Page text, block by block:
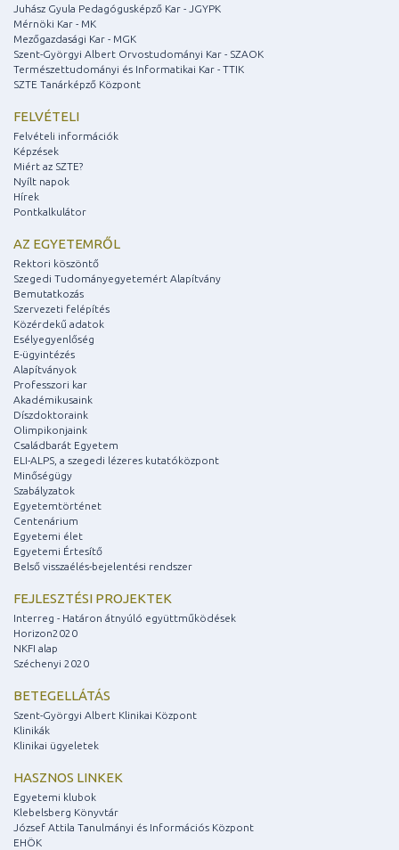
Juhász Gyula Pedagógusképző Kar - JGYPK
Mérnöki Kar - MK
Mezőgazdasági Kar - MGK
Szent-Györgyi Albert Orvostudományi Kar - SZAOK
Természettudományi és Informatikai Kar - TTIK
SZTE Tanárképző Központ
FELVÉTELI
Felvételi információk
Képzések
Miért az SZTE?
Nyílt napok
Hírek
Pontkalkulátor
AZ EGYETEMRŐL
Rektori köszöntő
Szegedi Tudományegyetemért Alapítvány
Bemutatkozás
Szervezeti felépítés
Közérdekű adatok
Esélyegyenlőség
E-ügyintézés
Alapítványok
Professzori kar
Akadémikusaink
Díszdoktoraink
Olimpikonjaink
Családbarát Egyetem
ELI-ALPS, a szegedi lézeres kutatóközpont
Minőségügy
Szabályzatok
Egyetemtörténet
Centenárium
Egyetemi élet
Egyetemi Értesítő
Belső visszaélés-bejelentési rendszer
FEJLESZTÉSI PROJEKTEK
Interreg - Határon átnyúló együttműködések
Horizon2020
NKFI alap
Széchenyi 2020
BETEGELLÁTÁS
Szent-Györgyi Albert Klinikai Központ
Klinikák
Klinikai ügyeletek
HASZNOS LINKEK
Egyetemi klubok
Klebelsberg Könyvtár
József Attila Tanulmányi és Információs Központ
EHÖK